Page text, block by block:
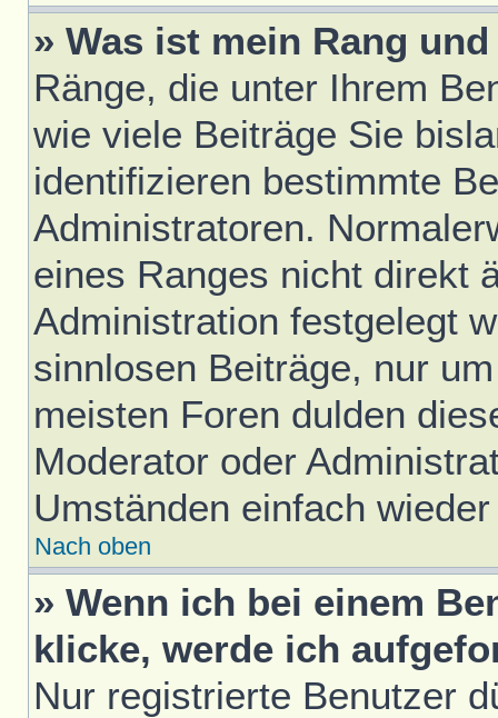
» Was ist mein Rang
Ränge, die unter Ihrem
wie viele Beiträge Sie
identifizieren bestimmte
Administratoren.
eines Ranges nicht direkt
Administration festgelegt
sinnlosen Beiträge, nur
meisten Foren dulden
Moderator oder
Umständen einfach
Nach oben
» Wenn ich bei einem
klicke, werde ich
Nur registrierte Benutzer